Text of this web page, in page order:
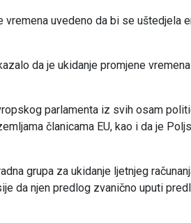
vremena uvedeno da bi se uštedjela
da je ukidanje promjene
parlamenta iz svih osam
članicama EU, kao i da je
grupa za ukidanje ljetnjeg
da njen predlog zvanično uputi